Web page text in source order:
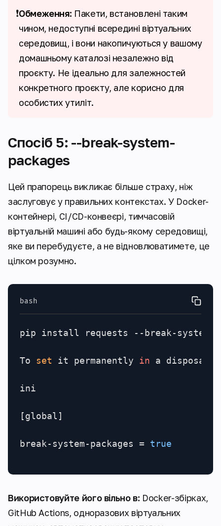
❗Обмеження: Пакети, встановлені таким
чином, недоступні всередині віртуальних
середовищ, і вони накопичуються у вашому
домашньому каталозі незалежно від
проєкту. Не ідеально для залежностей
конкретного проєкту, але корисно для
особистих утиліт.
Спосіб 5: --break-system-
packages
Цей прапорець викликає більше страху, ніж
заслуговує у правильних контекстах. У Docker-
контейнері, CI/CD-конвеєрі, тимчасовій
віртуальній машині або будь-якому середовищі,
яке ви перебудуєте, а не відновлюватимете, це
цілком розумно.
bash
pip install requests --break-system-
To set it permanently in a
ini
[global]
break-system-packages = true
Використовуйте його вільно в: Docker-збірках,
GitHub Actions, одноразових віртуальних